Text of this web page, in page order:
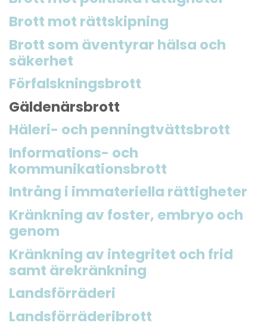
Brott mot rättskipning
Brott som äventyrar hälsa och
säkerhet
Förfalskningsbrott
Gäldenärsbrott
Häleri- och penningtvättsbrott
Informations- och
kommunikationsbrott
Intrång i immateriella rättigheter
Kränkning av foster, embryo och
genom
Kränkning av integritet och frid
samt ärekränkning
Landsförräderi
Landsförräderibrott